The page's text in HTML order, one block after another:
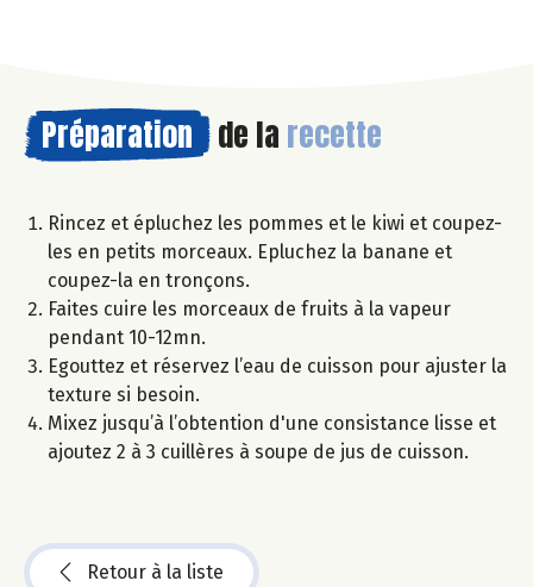
Préparation de la recette
Rincez et épluchez les pommes et le kiwi et coupez-
les en petits morceaux. Epluchez la banane et
coupez-la en tronçons.
Faites cuire les morceaux de fruits à la vapeur
pendant 10-12mn.
Egouttez et réservez l’eau de cuisson pour ajuster la
texture si besoin.
Mixez jusqu’à l’obtention d'une consistance lisse et
ajoutez 2 à 3 cuillères à soupe de jus de cuisson.
Retour à la liste